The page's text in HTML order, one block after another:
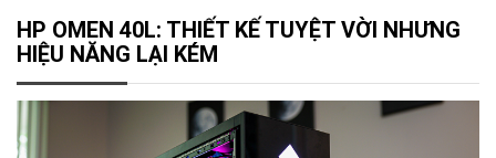
HP OMEN 40L: THIẾT KẾ TUYỆT VỜI NHƯNG
HIỆU NĂNG LẠI KÉM